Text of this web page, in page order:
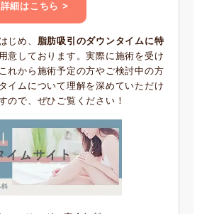
詳細はこちら >
じめ、
脂肪吸引のダウンタイムに特
意しております。実際に施術を受け
れから施術予定の方やご検討中の方
イムについて理解を深めていただけ
ので、ぜひご覧ください！